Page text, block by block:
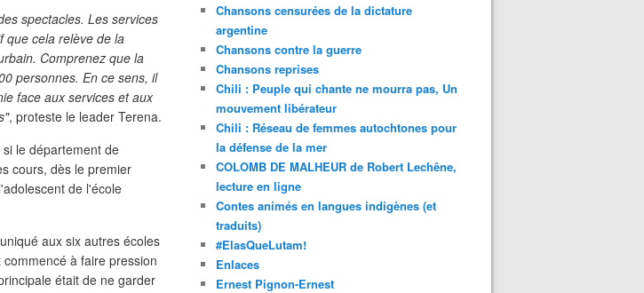
spectacles. Les services
que cela relève de la
Comprenez que la
personnes. En ce sens, il
face aux services et aux
, proteste le leader Terena.
le département de
cours, dès le premier
de l'école
aux six autres écoles
à faire pression
était de ne garder
Chansons censurées de la dictature
argentine
Chansons contre la guerre
Chansons reprises
Chili : Peuple qui chante ne mourra pas, Un
mouvement libérateur
Chili : Réseau de femmes autochtones pour
la défense de la mer
COLOMB DE MALHEUR de Robert Lechêne,
lecture en ligne
Contes animés en langues indigènes (et
traduits)
#ElasQueLutam!
Enlaces
Ernest Pignon-Ernest